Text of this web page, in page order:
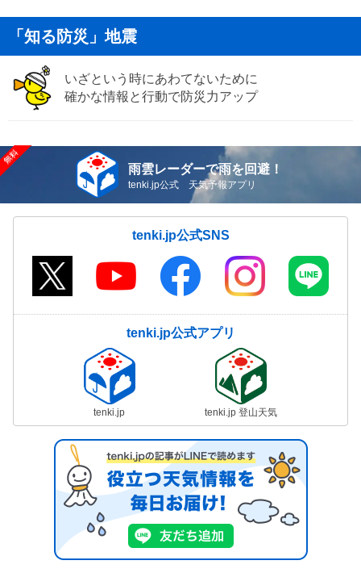
「知る防災」地震
いざという時にあわてないために
確かな情報と行動で防災力アップ
雨雲レーダーで雨を回避！
tenki.jp公式 天気予報アプリ
tenki.jp公式SNS
tenki.jp公式アプリ
tenki.jp tenki.jp 登山天気